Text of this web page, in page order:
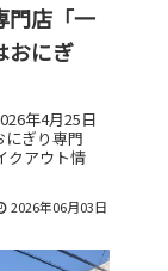
門店「一
おにぎ
年4月25日
にぎり専門
クアウト情
2026年06月03日